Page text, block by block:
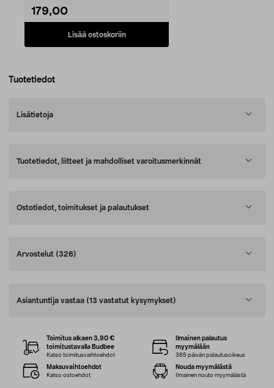
179,00
Lisää ostoskoriin
Tuotetiedot
Lisätietoja
Tuotetiedot, liitteet ja mahdolliset varoitusmerkinnät
Ostotiedot, toimitukset ja palautukset
Arvostelut (326)
Asiantuntija vastaa (13 vastatut kysymykset)
Toimitus alkaen 3,90 €
toimitustavalla Budbee
Katso toimitusvaihtoehdot
Ilmainen palautus
myymälään
365 päivän palautusoikeus
Maksuvaihtoehdot
Katso ostoehdot
Nouda myymälästä
Ilmainen nouto myymälästä